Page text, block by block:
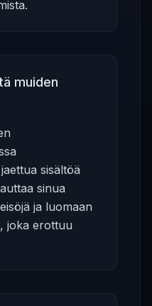
muiden
sisältöä
sinua
ja luomaan
joka erottuu